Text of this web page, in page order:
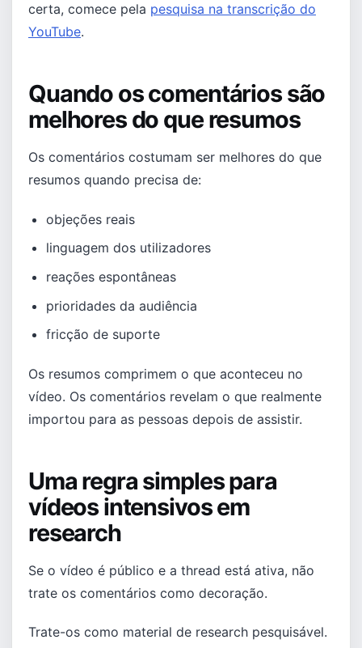
certa, comece pela pesquisa na transcrição do
YouTube.
Quando os comentários são
melhores do que resumos
Os comentários costumam ser melhores do que
resumos quando precisa de:
objeções reais
linguagem dos utilizadores
reações espontâneas
prioridades da audiência
fricção de suporte
Os resumos comprimem o que aconteceu no
vídeo. Os comentários revelam o que realmente
importou para as pessoas depois de assistir.
Uma regra simples para
vídeos intensivos em
research
Se o vídeo é público e a thread está ativa, não
trate os comentários como decoração.
Trate-os como material de research pesquisável.